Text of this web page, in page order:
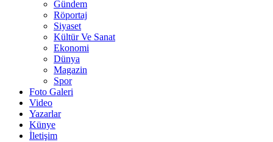
Gündem
Röportaj
Siyaset
Kültür Ve Sanat
Ekonomi
Dünya
Magazin
Spor
Foto Galeri
Video
Yazarlar
Künye
İletişim